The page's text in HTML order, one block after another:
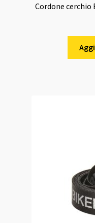
Cordone cerchio